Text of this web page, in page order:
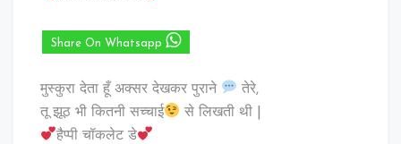
Share On Whatsapp
मुस्कुरा देता हूँ अक्सर देखकर पुराने
तेरे,
तू झूठ भी कितनी सच्चाई
से लिखती थी |
हैप्पी चॉकलेट डे